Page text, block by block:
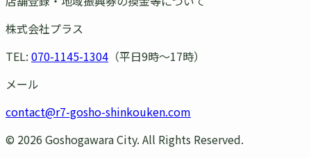
株式会社プラス
TEL: 070-1145-1304 （平日9時〜17時）
メール
contact@r7-gosho-shinkouken.com
© 2026 Goshogawara City. All Rights Reserved.